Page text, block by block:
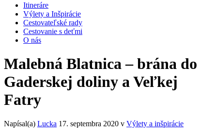
Itineráre
Výlety a Inšpirácie
Cestovateľské rady
Cestovanie s deťmi
O nás
Malebná Blatnica – brána do
Gaderskej doliny a Veľkej
Fatry
Napísal(a) Lucka 17. septembra 2020 v Výlety a inšpirácie